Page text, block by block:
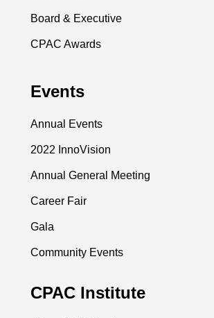
Board & Executive
CPAC Awards
Events
Annual Events
2022 InnoVision
Annual General Meeting
Career Fair
Gala
Community Events
CPAC Institute